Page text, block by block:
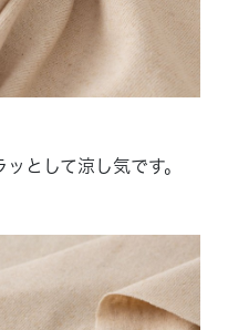
として涼し気です。